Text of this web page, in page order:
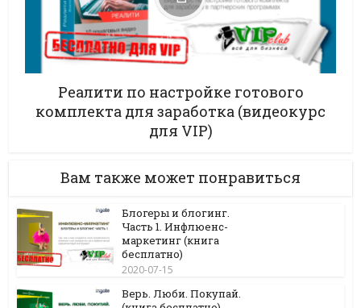
Реалити по настройке готового
комплекта для заработка (видеокурс
для VIP)
Вам также может понравиться
Блогеры и блогинг.
Часть 1. Инфлюенс-
маркетинг (книга
бесплатно)
2020-07-15
Верь. Люби. Покупай.